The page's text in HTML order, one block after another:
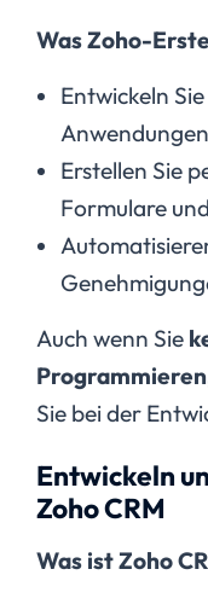
Was Zoho-
Entwickeln
Erstellen Sie
Formulare
Auch wenn Sie
Sie bei der
Entwickeln
Zoho CRM
Was ist Zoho